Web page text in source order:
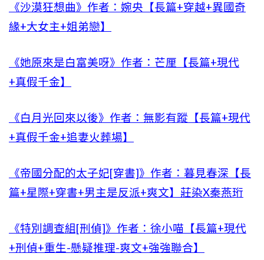
《沙漠狂想曲》作者：婉央【長篇+穿越+異國奇
緣+大女主+姐弟戀】
《她原來是白富美呀》作者：芒厘【長篇+現代
+真假千金】
《白月光回來以後》作者：無影有蹤【長篇+現代
+真假千金+追妻火葬場】
《帝國分配的太子妃[穿書]》作者：暮見春深【長
篇+星際+穿書+男主是反派+爽文】莊染X秦燕珩
《特別調查組[刑偵]》作者：徐小喵【長篇+現代
+刑偵+重生-懸疑推理-爽文+強強聯合】